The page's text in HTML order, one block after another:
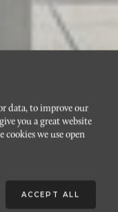
4A
data, to improve our
you a great website
we use open
ACCEPT ALL